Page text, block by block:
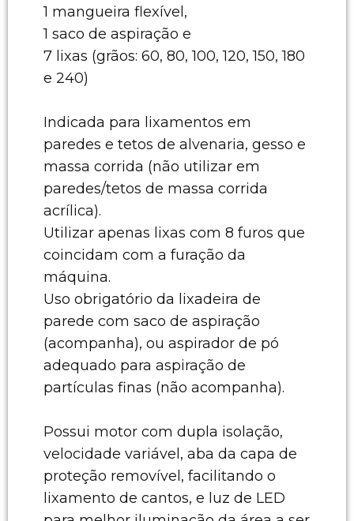
1 mangueira flexível,
1 saco de aspiração e
7 lixas (grãos: 60, 80, 100, 120, 150, 180
e 240)
Indicada para lixamentos em
paredes e tetos de alvenaria, gesso e
massa corrida (não utilizar em
paredes/tetos de massa corrida
acrílica).
Utilizar apenas lixas com 8 furos que
coincidam com a furação da
máquina.
Uso obrigatório da lixadeira de
parede com saco de aspiração
(acompanha), ou aspirador de pó
adequado para aspiração de
partículas finas (não acompanha).
Possui motor com dupla isolação,
velocidade variável, aba da capa de
proteção removível, facilitando o
lixamento de cantos, e luz de LED